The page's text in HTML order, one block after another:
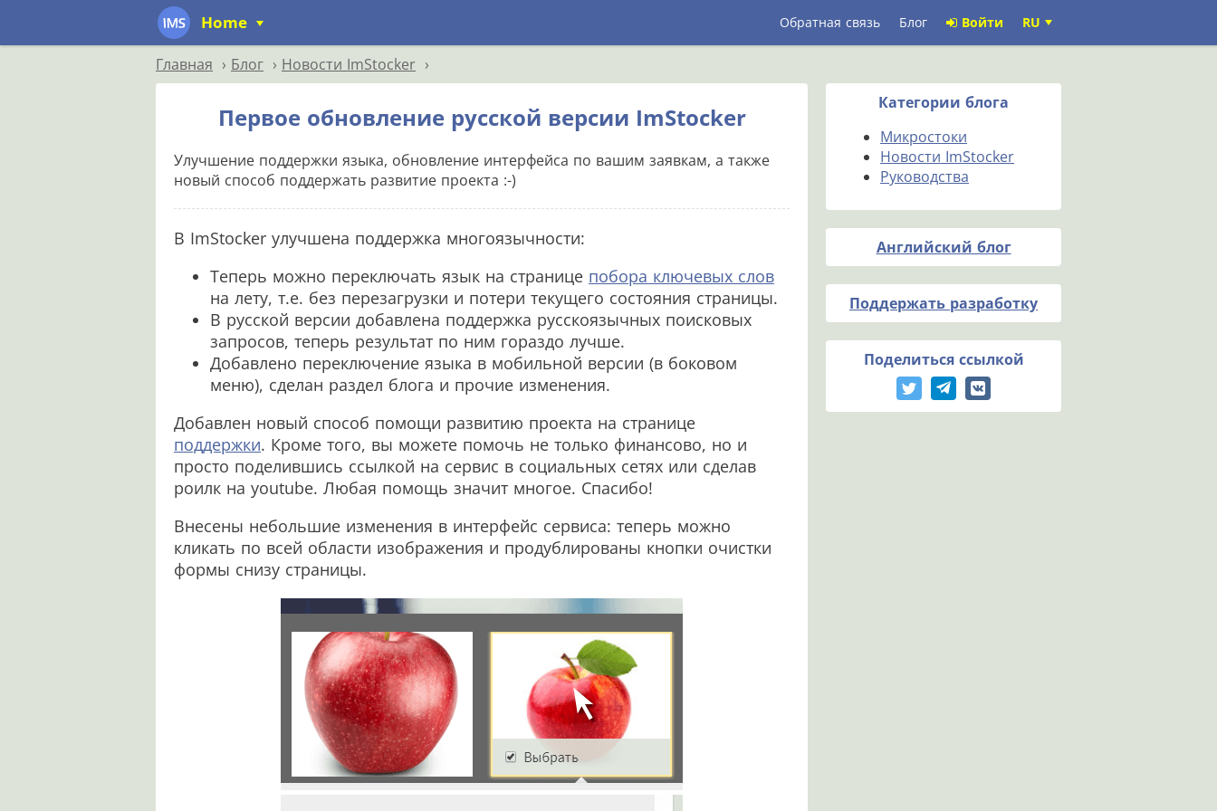
Home Обратная связь Блог Войти RU
Главная Блог Новости ImStocker
Первое обновление русской версии ImStocker
Улучшение поддержки языка, обновление интерфейса по вашим заявкам, а также
новый способ поддержать развитие проекта :-)
В ImStocker улучшена поддержка многоязычности:
Теперь можно переключать язык на странице побора ключевых слов
на лету, т.е. без перезагрузки и потери текущего состояния страницы.
В русской версии добавлена поддержка русскоязычных поисковых
запросов, теперь результат по ним гораздо лучше.
Добавлено переключение языка в мобильной версии (в боковом
меню), сделан раздел блога и прочие изменения.
Добавлен новый способ помощи развитию проекта на странице
поддержки. Кроме того, вы можете помочь не только финансово, но и
просто поделившись ссылкой на сервис в социальных сетях или сделав
роилк на youtube. Любая помощь значит многое. Спасибо!
Внесены небольшие изменения в интерфейс сервиса: теперь можно
кликать по всей области изображения и продублированы кнопки очистки
формы снизу страницы.
Категории блога
Микростоки
Новости ImStocker
Руководства
Английский блог
Поддержать разработку
Поделиться ссылкой